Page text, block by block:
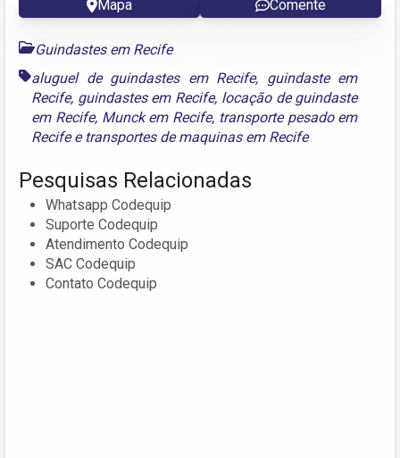
Mapa Comente
Guindastes em Recife
aluguel de guindastes em Recife, guindaste em
Recife, guindastes em Recife, locação de guindaste
em Recife, Munck em Recife, transporte pesado em
Recifee transportes de maquinas em Recife
Pesquisas Relacionadas
Whatsapp Codequip
Suporte Codequip
Atendimento Codequip
SAC Codequip
Contato Codequip